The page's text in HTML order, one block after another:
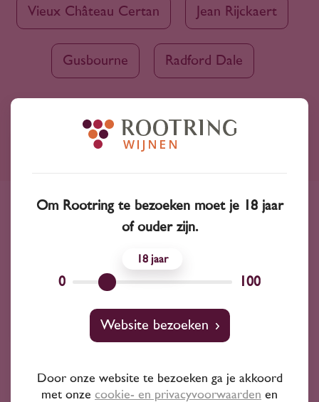
Vieux Château Certan Jean Rijckaert
Gusbourne Radford Dale
Advies nodig?
Wijnprofessionals
10+ jaar ervaring
Om Rootring te bezoeken moet je 18 jaar
of ouder zijn.
0
18
100
Website bezoeken
Door onze website te bezoeken ga je akkoord
met onze cookie- en privacyvoorwaarden en